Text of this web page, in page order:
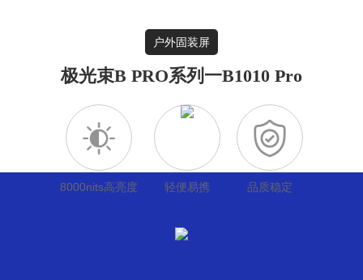
户外固装屏
极光束B PRO系列 一B1010 Pro
8000nits高亮度 轻便易携 品质稳定